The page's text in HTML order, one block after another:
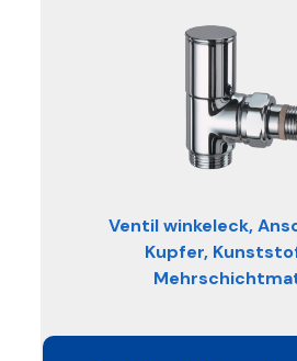
Ventil winkeleck,
Kupfer,